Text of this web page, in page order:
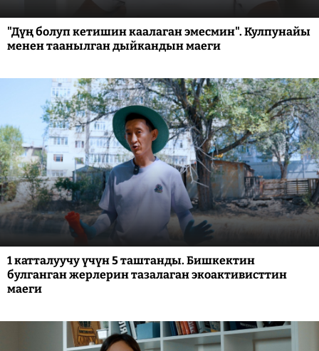
"Дүң болуп кетишин каалаган эмесмин". Кулпунайы
менен таанылган дыйкандын маеги
1 катталуучу үчүн 5 таштанды. Бишкектин
булганган жерлерин тазалаган экоактивисттин
маеги